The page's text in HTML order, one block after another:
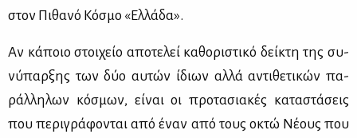
στον Πι­θα­νό Κό­σμο «Ελ­λά­δα».
Αν κά­ποιο στοι­χείο απο­τε­λεί κα­θο­ρι­στι­κό δεί­κτη της συ­
νύ­παρ­ξης των δύο αυ­τών ίδιων αλ­λά αντι­θε­τι­κών πα­
ράλ­λη­λων κό­σμων, εί­ναι οι προ­τα­σια­κές κα­τα­στά­σεις
που πε­ρι­γρά­φο­νται από έναν από τους οκτώ Νέ­ους που